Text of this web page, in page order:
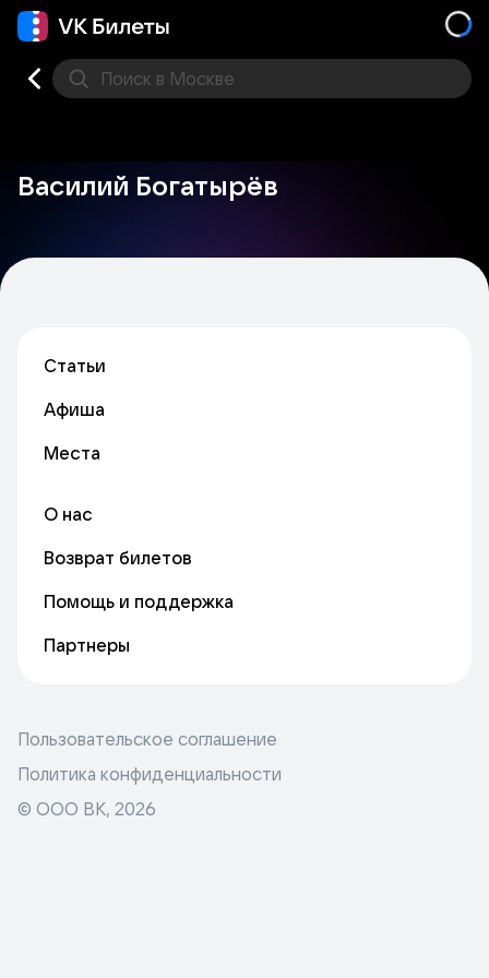
Поиск в Москве
Василий Богатырёв
Статьи
Афиша
Места
О нас
Возврат билетов
Помощь и поддержка
Партнеры
Пользовательское соглашение
Политика конфиденциальности
© ООО ВК, 2026